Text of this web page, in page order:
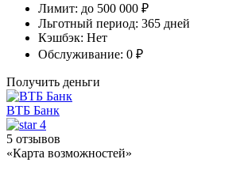
Лимит: до 500 000 ₽
Льготный период: 365 дней
Кэшбэк: Нет
Обслуживание: 0 ₽
Получить деньги
ВТБ Банк
4
5 отзывов
«Карта возможностей»